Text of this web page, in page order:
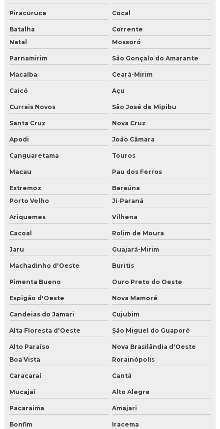
Piracuruca Cocal
Batalha
Corrente
Natal
Mossoró
Parnamirim São Gonçalo do Amarante
Macaíba Ceará-Mirim
Caicó Açu
Currais Novos São José de Mipibu
Santa Cruz Nova Cruz
Apodi João Câmara
Canguaretama Touros
Macau Pau dos Ferros
Extremoz
Baraúna
Porto Velho
Ji-Paraná
Ariquemes Vilhena
Cacoal Rolim de Moura
Jaru Guajará-Mirim
Machadinho d'Oeste Buritis
Pimenta Bueno Ouro Preto do Oeste
Espigão d'Oeste Nova Mamoré
Candeias do Jamari Cujubim
Alta Floresta d'Oeste São Miguel do Guaporé
Alto Paraíso
Nova Brasilândia d'Oeste
Boa Vista
Rorainópolis
Caracaraí Cantá
Mucajaí Alto Alegre
Pacaraima Amajari
Bonfim Iracema